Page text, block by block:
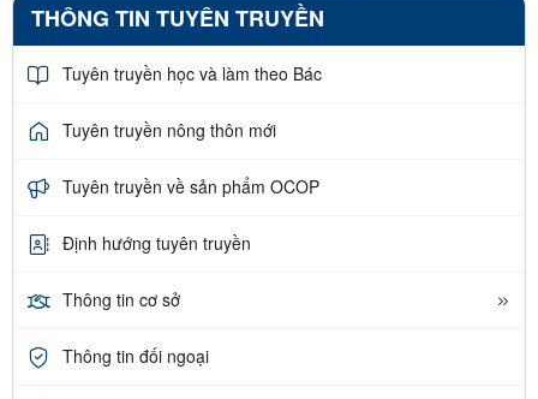
THÔNG TIN TUYÊN TRUYỀN
Tuyên truyền học và làm theo Bác
Tuyên truyền nông thôn mới
Tuyên truyền về sản phẩm OCOP
Định hướng tuyên truyền
Thông tin cơ sở
Thông tin đối ngoại